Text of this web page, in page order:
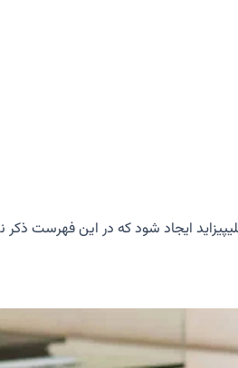
ایجاد شود که در این فهرست ذکر